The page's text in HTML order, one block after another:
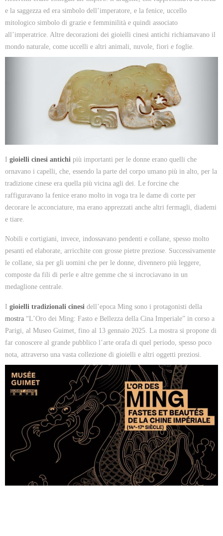
e la saggezza ed era simbolo dell’imperatore, e la fenice, uccello
mitologico simbolo di grazie e femminilità e quindi associato
all’imperatrice. Altre decorazioni dei gioielli cinesi antichi richiamavano il
mondo naturale, come uccelli e altri animali, nuvole, fiori e foglie.
I gioielli cinesi antichi più importanti per le donne erano quelli che
ornavano i capelli, che, essendo la parte del corpo umano più in alto, per la
tradizione cinese era quella più vicina agli dei. Le forcine che
raffiguravano la fenice erano molto in voga tra le dame di corte per
decorare le acconciature, ma erano apprezzati anche altri fermagli, diademi
e tiare.
Nobili e cortigiani, invece, indossavano pendenti e collane, spesso molto
pesanti ed elaborate, arricchite con grosse pietre preziose. Successivamente
le collane, sia per gli uomini che per le donne, divennero più leggere,
composte da fili di perle e altre gemme che si incrociavano in un
medaglione centrale.
I gioielli tradizionali cinesi dell’epoca Ming sono i protagonisti della
mostra “L’Oro dei Ming: Fasto e Bellezza della Cina Imperiale” in corso a
Parigi, al Museo Guimet, fino al 13 gennaio 2025. La mostra si propone di
far conoscere al grande pubblico l’arte orafa di quel periodo, spesso poco
nota, attraverso una vasta collezione di gioielli e altri oggetti preziosi.